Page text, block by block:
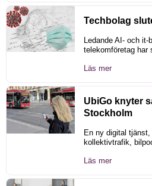
Techbolag
Ledande AI- och
telekomföretag har
Läs mer
UbiGo knyter
Stockholm
En ny digital
kollektivtrafik,
Läs mer